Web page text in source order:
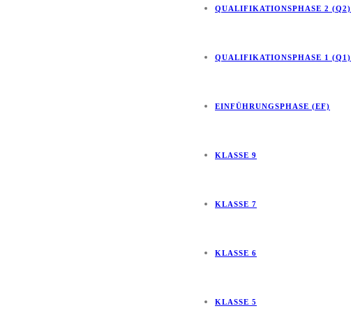
QUALIFIKATIONSPHASE 2 (Q2)
QUALIFIKATIONSPHASE 1 (Q1)
EINFÜHRUNGSPHASE (EF)
KLASSE 9
KLASSE 7
KLASSE 6
KLASSE 5